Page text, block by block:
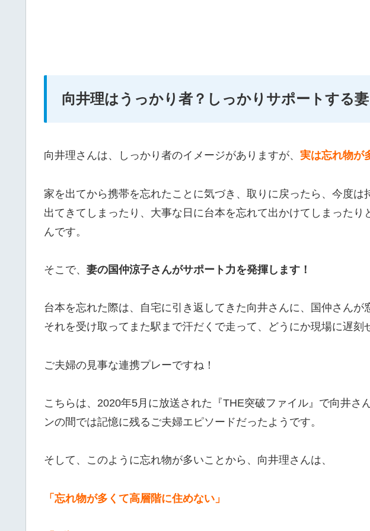
向井理はうっかり者？しっかりサポートする妻
向井理さんは、しっかり者のイメージがありますが、 実は忘れ物が
家を出てから携帯を忘れたことに気づき、取りに戻ったら、今度は
出てきてしまったり、大事な日に台本を忘れて出かけてしまったり
んです。
そこで、 妻の国仲涼子さんがサポート力を発揮します！
台本を忘れた際は、自宅に引き返してきた向井さんに、国仲さんが
それを受け取ってまた駅まで汗だくで走って、どうにか現場に遅刻
ご夫婦の見事な連携プレーですね！
こちらは、2020年5月に放送された『THE突破ファイル』で向井さ
ンの間では記憶に残るご夫婦エピソードだったようです。
そして、このように忘れ物が多いことから、向井理さんは、
「忘れ物が多くて高層階に住めない」